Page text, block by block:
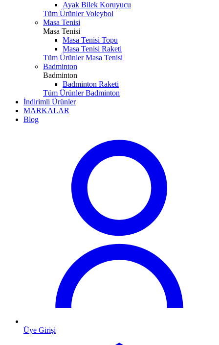
Ayak Bilek Koruyucu
Tüm Ürünler Voleybol
Masa Tenisi
Masa Tenisi
Masa Tenisi Topu
Masa Tenisi Raketi
Tüm Ürünler Masa Tenisi
Badminton
Badminton
Badminton Raketi
Tüm Ürünler Badminton
İndirimli Ürünler
MARKALAR
Blog
Üye Girişi